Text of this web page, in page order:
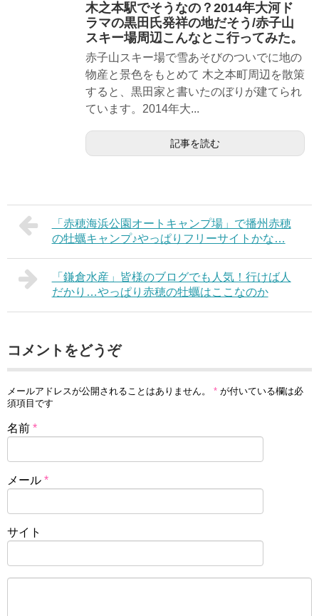
木之本駅でそうなの？2014年大河ド
ラマの黒田氏発祥の地だそう/赤子山
スキー場周辺こんなとこ行ってみた。
赤子山スキー場で雪あそびのついでに地の
物産と景色をもとめて 木之本町周辺を散策
すると、黒田家と書いたのぼりが建てられ
ています。2014年大...
記事を読む
「赤穂海浜公園オートキャンプ場」で播州赤穂
の牡蠣キャンプ♪やっぱりフリーサイトかな…
「鎌倉水産」皆様のブログでも人気！行けば人
だかり…やっぱり赤穂の牡蠣はここなのか
コメントをどうぞ
メールアドレスが公開されることはありません。 * が付いている欄は必
須項目です
名前 *
メール *
サイト